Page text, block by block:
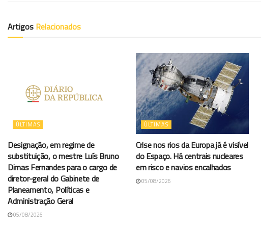
Artigos Relacionados
ÚLTIMAS
Designação, em regime de
substituição, o mestre Luís Bruno
Dimas Fernandes para o cargo de
diretor-geral do Gabinete de
Planeamento, Políticas e
Administração Geral
05/08/2026
ÚLTIMAS
Crise nos rios da Europa já é visível
do Espaço. Há centrais nucleares
em risco e navios encalhados
05/08/2026